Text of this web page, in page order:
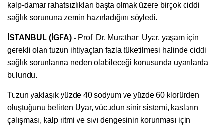
kalp-damar rahatsızlıkları başta olmak üzere birçok ciddi
sağlık sorununa zemin hazırladığını söyledi.
İSTANBUL (İGFA) - Prof. Dr. Murathan Uyar, yaşam için
gerekli olan tuzun ihtiyaçtan fazla tüketilmesi halinde ciddi
sağlık sorunlarına neden olabileceği konusunda uyarılarda
bulundu.
Tuzun yaklaşık yüzde 40 sodyum ve yüzde 60 klorürden
oluştuğunu belirten Uyar, vücudun sinir sistemi, kasların
çalışması, kalp ritmi ve sıvı dengesinin korunması için